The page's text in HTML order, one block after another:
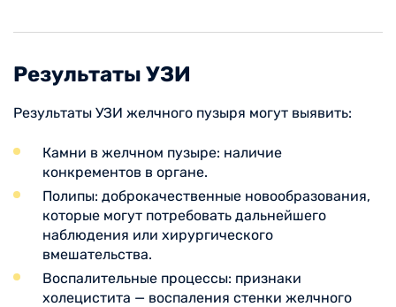
Результаты УЗИ
Результаты УЗИ желчного пузыря могут выявить:
Камни в желчном пузыре: наличие
конкрементов в органе.
Полипы: доброкачественные новообразования,
которые могут потребовать дальнейшего
наблюдения или хирургического
вмешательства.
Воспалительные процессы: признаки
холецистита — воспаления стенки желчного